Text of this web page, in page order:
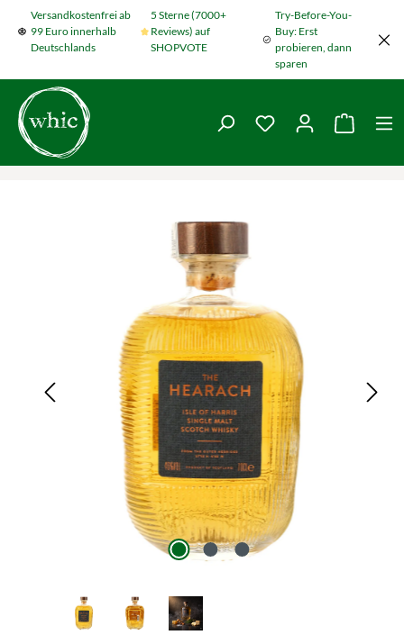
Zum Hauptinhalt springen
Versandkostenfrei ab
99 Euro innerhalb
Deutschlands
5 Sterne (7000+
Reviews) auf
SHOPVOTE
Try-Before-You-
Buy: Erst
probieren, dann
sparen
Du hast 0
Bildergalerie überspringen